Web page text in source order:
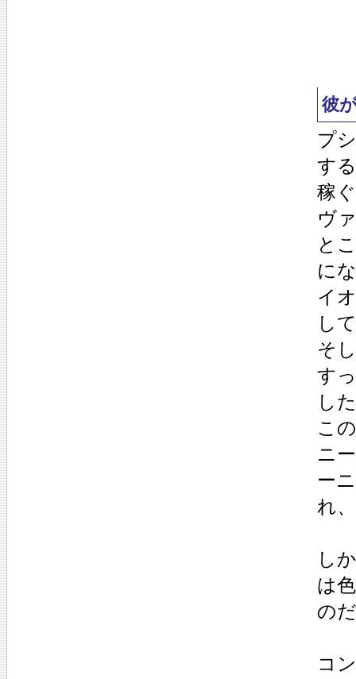
彼
プ
す
稼
ヴ
と
に
イ
し
そ
す
し
こ
ニ
ー
れ
し
は
の
コ